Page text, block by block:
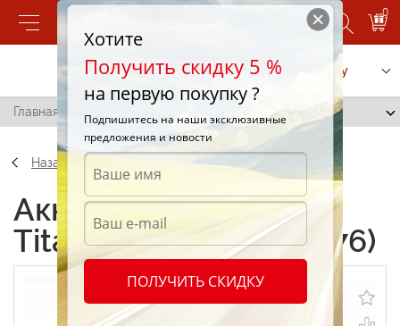
0
Позвонить Заказать услугу
Главная /
Назад
Аккумуляторы Fiamm
Titanium L3 74 (7903776)
Хотите
Получить скидку 5 %
на первую покупку ?
Подпишитесь на наши эксклюзивные
предложения и новости
ПОЛУЧИТЬ СКИДКУ